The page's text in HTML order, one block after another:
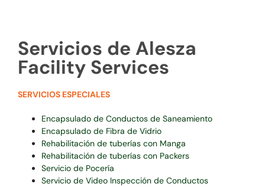
Servicios de Alesza
Facility Services
SERVICIOS ESPECIALES
Encapsulado de Conductos de Saneamiento
Encapsulado de Fibra de Vidrio
Rehabilitación de tuberías con Manga
Rehabilitación de tuberías con Packers
Servicio de Pocería
Servicio de Video Inspección de Conductos